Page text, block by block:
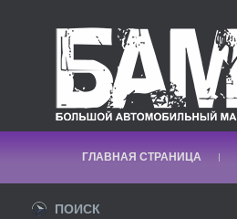
ГЛАВНАЯ СТРАНИЦА
ПОИСК